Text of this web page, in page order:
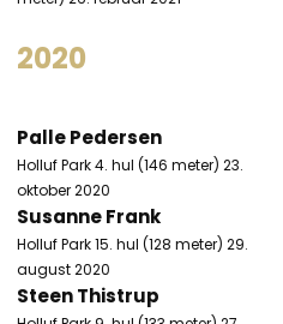
2020
Palle Pedersen
Holluf Park 4. hul (146 meter) 23.
oktober 2020
Susanne Frank
Holluf Park 15. hul (128 meter) 29.
august 2020
Steen Thistrup